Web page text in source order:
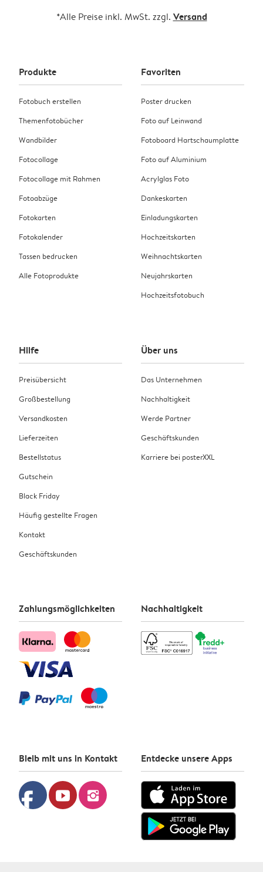
*Alle Preise inkl. MwSt. zzgl. Versand
Produkte
Fotobuch erstellen
Themenfotobücher
Wandbilder
Fotocollage
Fotocollage mit Rahmen
Fotoabzüge
Fotokarten
Fotokalender
Tassen bedrucken
Alle Fotoprodukte
Favoriten
Poster drucken
Foto auf Leinwand
Fotoboard Hartschaumplatte
Foto auf Aluminium
Acrylglas Foto
Dankeskarten
Einladungskarten
Hochzeitskarten
Weihnachtskarten
Neujahrskarten
Hochzeitsfotobuch
Hilfe
Preisübersicht
Großbestellung
Versandkosten
Lieferzeiten
Bestellstatus
Gutschein
Black Friday
Häufig gestellte Fragen
Kontakt
Geschäftskunden
Über uns
Das Unternehmen
Nachhaltigkeit
Werde Partner
Geschäftskunden
Karriere bei posterXXL
Zahlungsmöglichkeiten Nachhaltigkeit
Bleib mit uns in Kontakt
facebook youtube instagram
Entdecke unsere Apps